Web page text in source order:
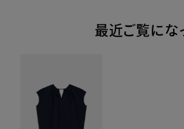
最近ご覧にな